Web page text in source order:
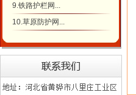
9.铁路护栏网...
10.草原防护网...